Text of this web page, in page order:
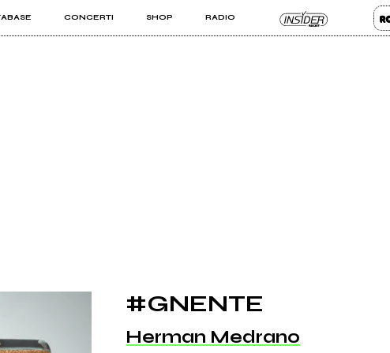
CONCERTI SHOP RADIO
PRO
#GNENTE
Herman Medrano